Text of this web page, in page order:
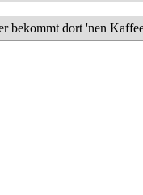
bekommt dort 'nen